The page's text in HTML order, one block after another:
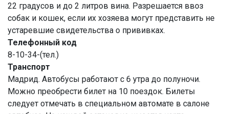
22 градусов и до 2 литров вина. Разрешается ввоз
собак и кошек, если их хозяева могут представить не
устаревшие свидетельства о прививках.
Телефонный код
8-10-34-(тел.)
Транспорт
Мадрид. Автобусы работают с 6 утра до полуночи.
Можно преобрести билет на 10 поездок. Билеты
следует отмечать в специальном автомате в салоне